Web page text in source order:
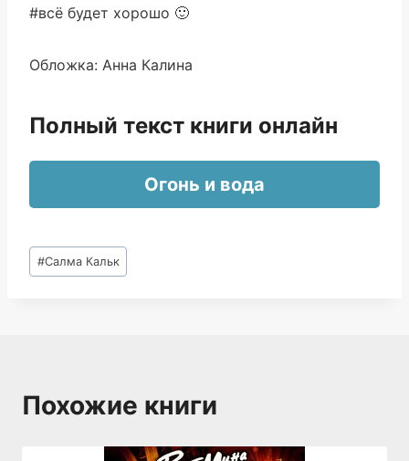
#всё будет хорошо 🙂
Обложка: Анна Калина
Полный текст книги онлайн
Огонь и вода
Метки
записи:
#Салма Кальк
Похожие книги